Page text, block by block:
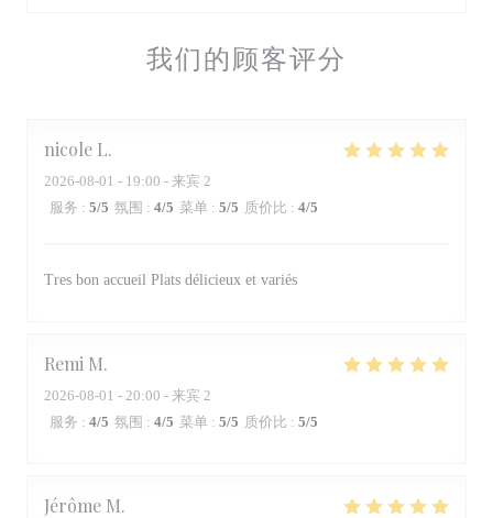
我们的顾客评分
nicole L
2026-08-01 - 19:00 - 来宾 2
服务 : 5/5 氛围 : 4/5 菜单 : 5/5 质价比 : 4/5
Tres bon accueil Plats délicieux et variés
Remi M
2026-08-01 - 20:00 - 来宾 2
服务 : 4/5 氛围 : 4/5 菜单 : 5/5 质价比 : 5/5
Jérôme M